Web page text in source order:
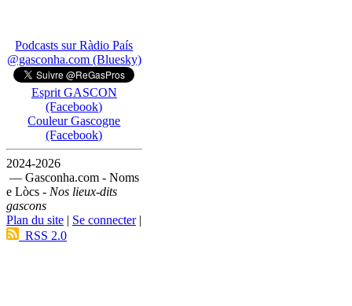
Podcasts sur Ràdio País
@gasconha.com (Bluesky)
Esprit GASCON
(Facebook)
Couleur Gascogne
(Facebook)
2024-2026
— Gasconha.com - Noms
e Lòcs - Nos lieux-dits
gascons
Plan du site | Se connecter|
RSS 2.0